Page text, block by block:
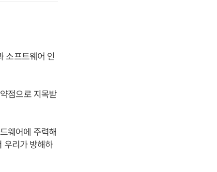
소프트웨어 인
점으로 지목받
웨어에 주력해
우리가 방해하